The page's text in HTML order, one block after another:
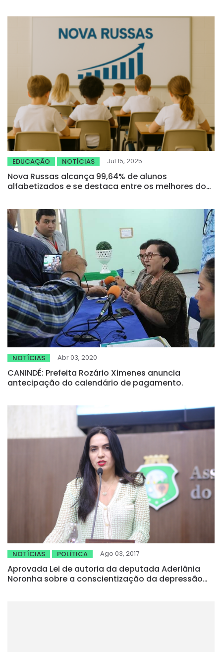
EDUCAÇÃO NOTÍCIAS Jul 15, 2025
Nova Russas alcança 99,64% de alunos
alfabetizados e se destaca entre os melhores do
NOTÍCIAS Abr 03, 2020
CANINDÉ: Prefeita Rozário Ximenes anuncia
antecipação do calendário de pagamento.
NOTÍCIAS POLÍTICA Ago 03, 2017
Aprovada Lei de autoria da deputada Aderlânia
Noronha sobre a conscientização da depressão